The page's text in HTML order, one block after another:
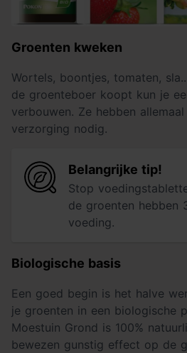
Groenten kweken
Wortels, boontjes, tomaten,
de groenteboer koopt kun je
verbouwen. Ze hebben
verzorging nodig.
Belangrijke tip!
Stop
de groenten hebben
voeding.
Biologische basis
Een goed begin is het halve
je groenten in een biologische
Moestuin Grond is 100%
bewezen gunstig effect op de